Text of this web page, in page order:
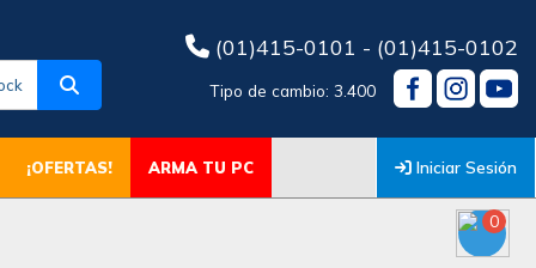
(01)415-0101 - (01)415-0102
Tipo de cambio: 3.400
¡OFERTAS! ARMA TU PC Iniciar Sesión
0